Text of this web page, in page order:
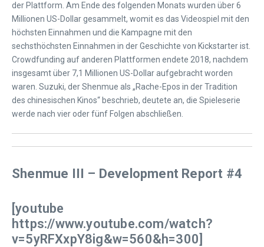
der Plattform. Am Ende des folgenden Monats wurden über 6
Millionen US-Dollar gesammelt, womit es das Videospiel mit den
höchsten Einnahmen und die Kampagne mit den
sechsthöchsten Einnahmen in der Geschichte von Kickstarter ist.
Crowdfunding auf anderen Plattformen endete 2018, nachdem
insgesamt über 7,1 Millionen US-Dollar aufgebracht worden
waren. Suzuki, der Shenmue als „Rache-Epos in der Tradition
des chinesischen Kinos“ beschrieb, deutete an, die Spieleserie
werde nach vier oder fünf Folgen abschließen.
Shenmue III – Development Report #4
[youtube
https://www.youtube.com/watch?
v=5yRFXxpY8ig&w=560&h=300]